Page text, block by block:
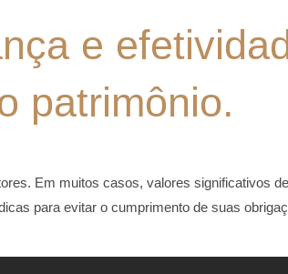
e
patrimônio.
Em muitos casos, valores significativos
para evitar o cumprimento de suas